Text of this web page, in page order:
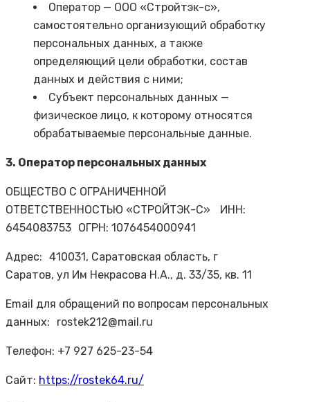
Оператор — ООО «Стройтэк-с»,
самостоятельно организующий обработку
персональных данных, а также
определяющий цели обработки, состав
данных и действия с ними;
Субъект персональных данных —
физическое лицо, к которому относятся
обрабатываемые персональные данные.
3. Оператор персональных данных
ОБЩЕСТВО С ОГРАНИЧЕННОЙ
ОТВЕТСТВЕННОСТЬЮ «СТРОЙТЭК-С» ИНН:
6454083753 ОГРН: 1076454000941
Адрес: 410031, Саратовская область, г
Саратов, ул Им Некрасова Н.А., д. 33/35, кв. 11
Email для обращений по вопросам персональных
данных: rostek212@mail.ru
Телефон: +7 927 625-23-54
Сайт: https://rostek64.ru/